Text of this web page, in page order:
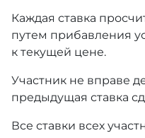
Каждая ставка
путем прибавления
к текущей цене.
Участник не вправе
предыдущая ставка
Все ставки всех